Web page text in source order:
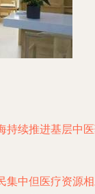
续推进基层中
中但医疗资源